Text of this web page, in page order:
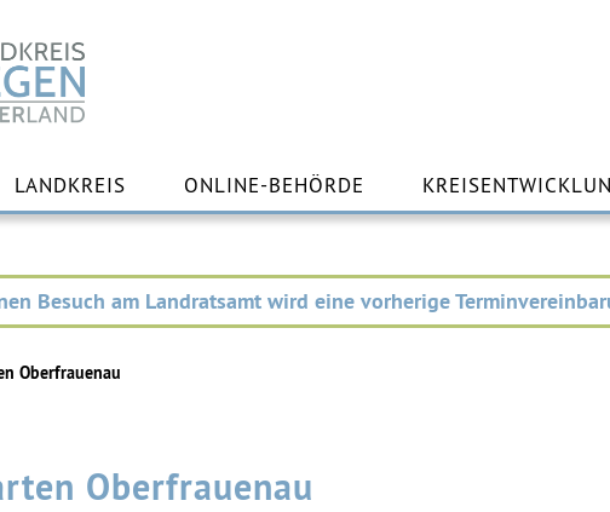
Inhalt
springen
LANDKREIS ONLINE-BEHÖRDE
Besuch am Landratsamt wird eine vorherige
Oberfrauenau
Oberfrauenau